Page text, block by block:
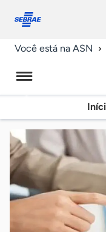
conosco
Você está na ASN